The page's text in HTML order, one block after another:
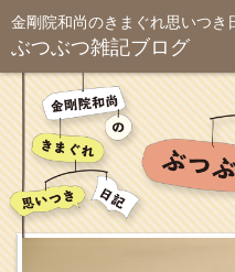
金剛院和尚のきまぐれ思いつき
ぶつぶつ雑記ブログ